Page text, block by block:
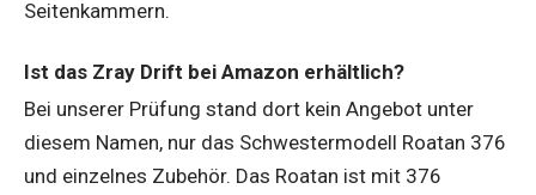
Seitenkammern.
Ist das Zray Drift bei Amazon erhältlich?
Bei unserer Prüfung stand dort kein Angebot unter
diesem Namen, nur das Schwestermodell Roatan 376
und einzelnes Zubehör. Das Roatan ist mit 376